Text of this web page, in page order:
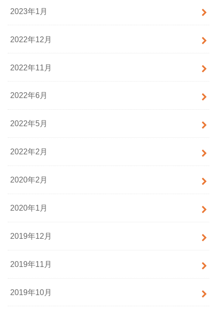
2023年1月
2022年12月
2022年11月
2022年6月
2022年5月
2022年2月
2020年2月
2020年1月
2019年12月
2019年11月
2019年10月